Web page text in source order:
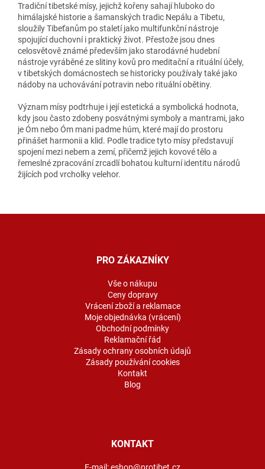
Tradiční tibetské mísy, jejichž kořeny sahají hluboko do
himálajské historie a šamanských tradic Nepálu a Tibetu,
sloužily Tibeťanům po staletí jako multifunkční nástroje
spojující duchovní i praktický život. Přestože jsou dnes
celosvětově známé především jako starodávné hudební
nástroje vyráběné ze slitiny kovů pro meditační a rituální účely,
v tibetských domácnostech se historicky používaly také jako
nádoby na uchovávání potravin nebo rituální obětiny.
Význam mísy podtrhuje i její estetická a symbolická hodnota,
kdy jsou často zdobeny posvátnými symboly a mantrami, jako
je Óm nebo Óm mani padme húm, které mají do prostoru
přinášet harmonii a klid. Podle tradice tyto mísy představují
spojení mezi nebem a zemí, přičemž jejich kovové tělo a
řemeslné zpracování zrcadlí bohatou kulturní identitu národů
žijících pod vrcholky velehor.
PRO ZÁKAZNÍKY
Vše o nákupu
Ceny dopravy
Vrácení zboží a reklamace
Moje objednávka (vrácení)
Obchodní podmínky
Reklamační řád
Zásady ochrany osobních údajů
Zásady používání cookies
Kontakt
Blog
KONTAKT